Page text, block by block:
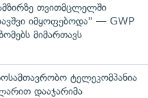
თვითმცლელში
იმყოფებოდა" — GWP
მიმართავს
ტელეკომპანია
დააჯარიმა